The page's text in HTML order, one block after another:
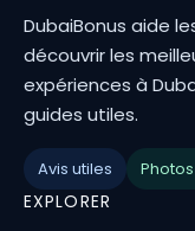
DubaiBonus aide
découvrir les
expériences à
guides utiles.
Avis utiles
EXPLORER